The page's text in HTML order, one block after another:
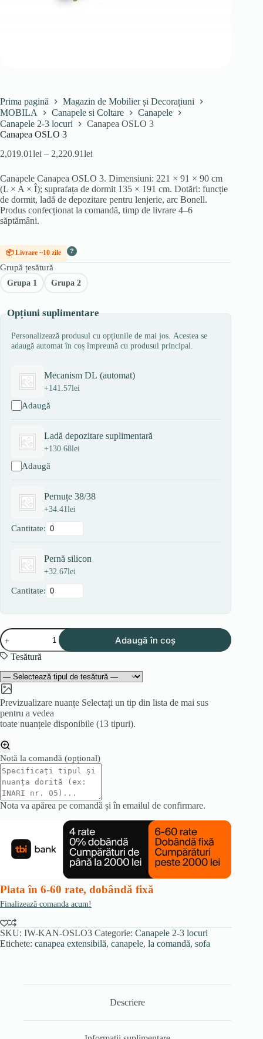
Prima pagină
Magazin de Mobilier și Decorațiuni
MOBILA
Canapele si Coltare
Canapele
Canapele 2-3 locuri
Canapea OSLO 3
Canapea OSLO 3
2,019.01lei – 2,220.91lei
prețuri:
2,019.01lei
până
la
2,220.91lei
Canapele Canapea OSLO 3. Dimensiuni: 221 × 91 × 90 cm
(L × A × Î); suprafața de dormit 135 × 191 cm. Dotări: funcție
de dormit, ladă de depozitare pentru lenjerie, arc Bonell.
Produs confecționat la comandă, timp de livrare 4–6
săptămâni.
📦 Livrare ~10 zile ?
Grupă țesătură
Grupa 1 Grupa 2
Opțiuni suplimentare
Personalizează produsul cu opțiunile de mai jos. Acestea se
adaugă automat în coș împreună cu produsul principal.
Mecanism DL (automat)
+141.57lei
Adaugă
Ladă depozitare suplimentară
+130.68lei
Adaugă
Pernuțe 38/38
+34.41lei
Cantitate:
Pernă silicon
+32.67lei
Cantitate:
Cantitate
Canapea
OSLO
3
Adaugă în coș
Tesătură
Previzualizare nuanțe Selectați un tip din lista de mai sus
pentru a vedea
toate nuanțele disponibile (13 tipuri).
Notă la comandă (opțional)
Nota va apărea pe comandă și în emailul de confirmare.
Plata în 6-60 rate, dobândă fixă
Finalizează comanda acum!
SKU: IW-KAN-OSLO3 Categorie: Canapele 2-3 locuri
Etichete: canapea extensibilă, canapele, la comandă, sofa
Descriere